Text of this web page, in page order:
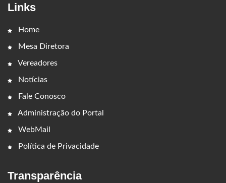
Links
Home
Mesa Diretora
Vereadores
Notícias
Fale Conosco
Administração do Portal
WebMail
Política de Privacidade
Transparência